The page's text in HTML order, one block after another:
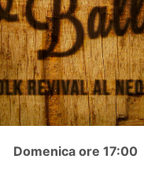
Domenica ore 17:00